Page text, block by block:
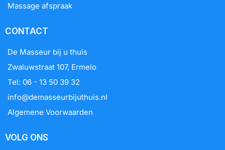
Massage afspraak
CONTACT
De Masseur bij u thuis
Zwaluwstraat 107, Ermelo
Tel: 06 - 13 50 39 32
info@demasseurbijuthuis.nl
Algemene Voorwaarden
VOLG ONS